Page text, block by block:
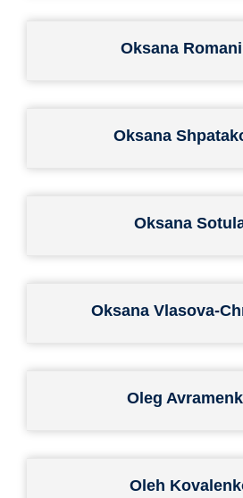
Oksana
Oksana
Oksana
Oksana Vlasova-
Oleg
Oleh